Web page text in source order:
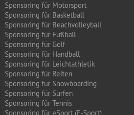
Sponsoring für Motorsport
Sponsoring für Basketball
Sponsoring für Beachvolleyball
Sponsoring für Fußball
Sponsoring für Golf
Sponsoring für Handball
Sponsoring für Leichtathletik
Sponsoring für Reiten
Sponsoring für Snowboarding
Sponsoring für Surfen
Sponsoring für Tennis
Sponsoring für eSport (E-Sport)